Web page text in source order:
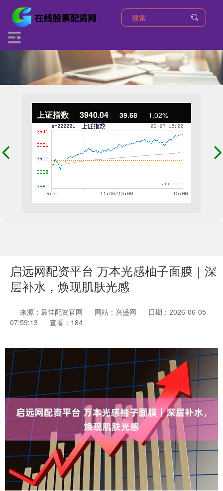
上证指数 3940.04 39.68 1.02%
启远网配资平台 万本光感柚子面膜｜深
层补水，焕现肌肤光感
来源：最佳配资官网 网站：兴盛网
日期：2026-06-05
07:59:13
查看：184